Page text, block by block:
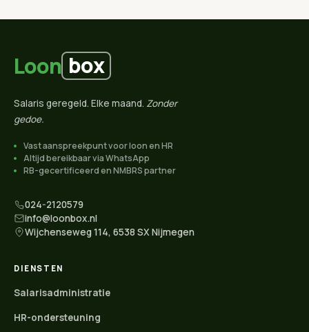
Loon box
Salaris geregeld. Elke maand. Zonder
gedoe.
Vast aanspreekpunt voor loon en HR
Altijd bereikbaar via WhatsApp
RB-gecertificeerd en NMBRS partner
024-2120579
info@loonbox.nl
Wijchenseweg 114, 6538 SX Nijmegen
DIENSTEN
Salarisadministratie
HR-ondersteuning